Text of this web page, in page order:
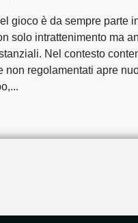
gioco è da sempre parte
solo intrattenimento ma
Nel contesto
non regolamentati apre